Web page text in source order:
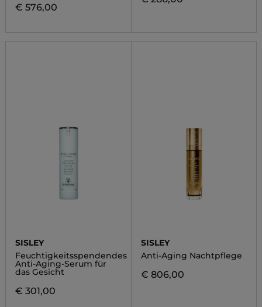
€ 576,00
SISLEY
Feuchtigkeitsspendendes
Anti-Aging-Serum für
das Gesicht
€ 301,00
SISLEY
Anti-Aging Nachtpflege
€ 806,00